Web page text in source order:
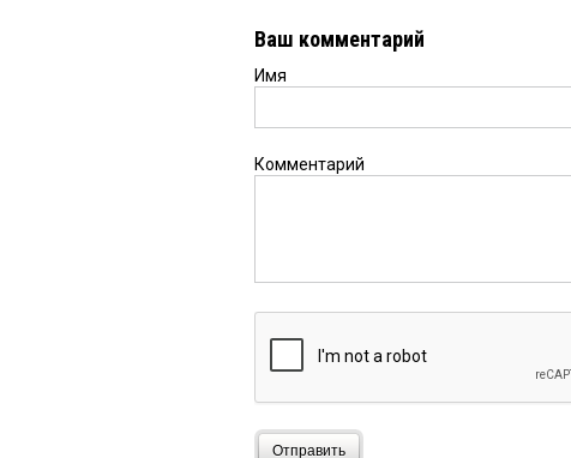
Ваш комментарий
Имя
Комментарий
Отправить